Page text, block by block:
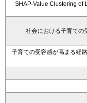
SHAP-Value Clustering of
社会における子育ての
子育ての受容感が高まる経